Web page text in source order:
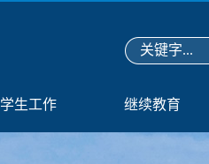
学生工作 继续教育